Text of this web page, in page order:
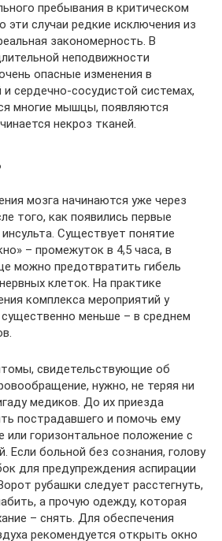
пребывания в критическом
эти случаи редкие исключения из
закономерность. В
неподвижности
опасные изменения в
сердечно-сосудистой системах,
многие мышцы, появляются
некроз тканей.
мозга начинаются уже через
того, как появились первые
Существует понятие
– промежуток в 4,5 часа, в
можно предотвратить гибель
клеток. На практике
комплекса мероприятий у
меньше – в среднем
свидетельствующие об
нужно, не теряя ни
медиков. До их приезда
пострадавшего и помочь ему
или горизонтальное положение с
Если больной без сознания, голову
для предупреждения аспирации
рубашки следует расстегнуть,
а прочую одежду, которая
– снять. Для обеспечения
рекомендуется открыть окно